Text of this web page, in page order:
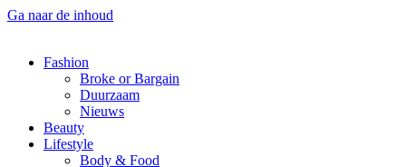
Ga naar de inhoud
Fashion
Broke or Bargain
Duurzaam
Nieuws
Beauty
Lifestyle
Body & Food